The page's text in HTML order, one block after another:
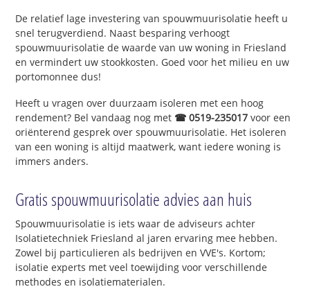
De relatief lage investering van spouwmuurisolatie heeft u
snel terugverdiend. Naast besparing verhoogt
spouwmuurisolatie de waarde van uw woning in Friesland
en vermindert uw stookkosten. Goed voor het milieu en uw
portomonnee dus!
Heeft u vragen over duurzaam isoleren met een hoog
rendement? Bel vandaag nog met ☎ 0519-235017 voor een
oriënterend gesprek over spouwmuurisolatie. Het isoleren
van een woning is altijd maatwerk, want iedere woning is
immers anders.
Gratis spouwmuurisolatie advies aan huis
Spouwmuurisolatie is iets waar de adviseurs achter
Isolatietechniek Friesland al jaren ervaring mee hebben.
Zowel bij particulieren als bedrijven en VVE's. Kortom;
isolatie experts met veel toewijding voor verschillende
methodes en isolatiematerialen.